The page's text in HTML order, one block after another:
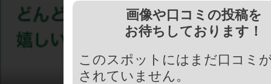
閉 店
画像や口コミの投稿を
お待ちしております！
このスポットにはまだ口コミ
されていません。